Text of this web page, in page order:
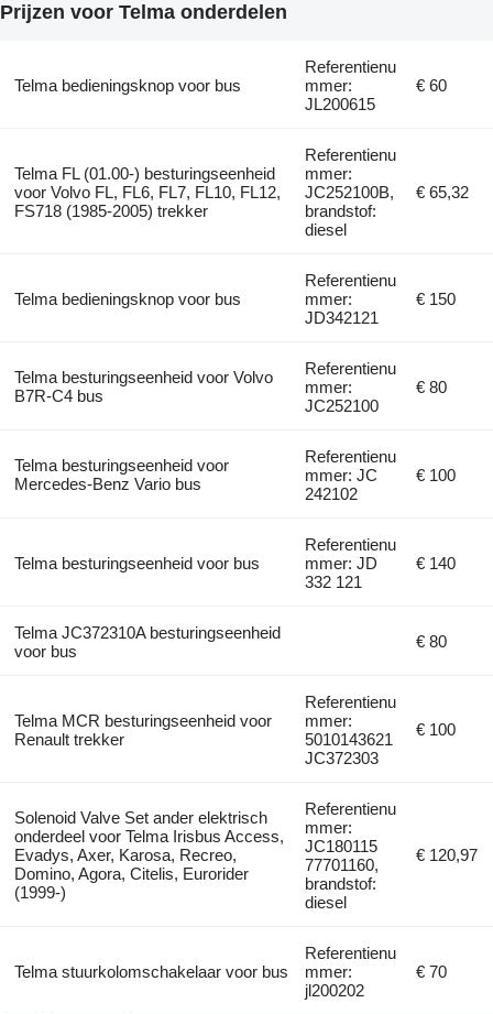
Prijzen voor Telma onderdelen
Telma bedieningsknop voor bus
Referentienu
mmer:
JL200615
€ 60
Telma FL (01.00-) besturingseenheid
voor Volvo FL, FL6, FL7, FL10, FL12,
FS718 (1985-2005) trekker
Referentienu
mmer:
JC252100B,
brandstof:
diesel
€ 65,32
Telma bedieningsknop voor bus
Referentienu
mmer:
JD342121
€ 150
Telma besturingseenheid voor Volvo
B7R-C4 bus
Referentienu
mmer:
JC252100
€ 80
Telma besturingseenheid voor
Mercedes-Benz Vario bus
Referentienu
mmer: JC
242102
€ 100
Telma besturingseenheid voor bus
Referentienu
mmer: JD
332 121
€ 140
Telma JC372310A besturingseenheid
voor bus
€ 80
Telma MCR besturingseenheid voor
Renault trekker
Referentienu
mmer:
5010143621
JC372303
€ 100
Solenoid Valve Set ander elektrisch
onderdeel voor Telma Irisbus Access,
Evadys, Axer, Karosa, Recreo,
Domino, Agora, Citelis, Eurorider
(1999-)
Referentienu
mmer:
JC180115
77701160,
brandstof:
diesel
€ 120,97
Telma stuurkolomschakelaar voor bus
Referentienu
mmer:
jl200202
€ 70